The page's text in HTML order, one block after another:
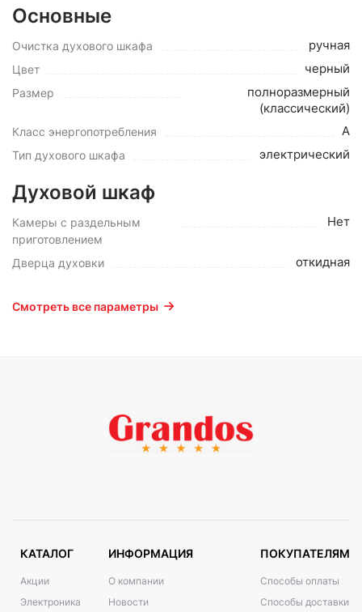
Основные
Очистка духового шкафа ручная
Цвет черный
Размер
полноразмерный
(классический)
Класс энергопотребления A
Тип духового шкафа электрический
Духовой шкаф
Камеры с раздельным
приготовлением
Нет
Дверца духовки откидная
Смотреть все параметры
КАТАЛОГ
Акции
Электроника
ИНФОРМАЦИЯ
О компании
Новости
ПОКУПАТЕЛЯМ
Способы оплаты
Способы доставки